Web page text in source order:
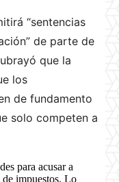
“sentencias
de parte de
que la
los
de fundamento
solo competen a
para acusar a
impuestos. Lo